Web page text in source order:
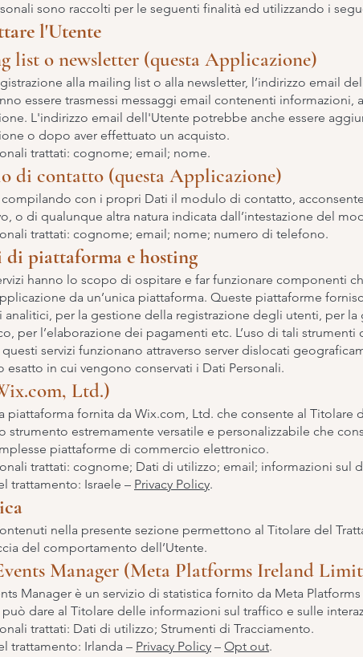
sono raccolti per le seguenti finalità ed utilizzando i
l'Utente
list o newsletter (questa Applicazione)
alla mailing list o alla newsletter, l’indirizzo email
essere trasmessi messaggi email contenenti
L'indirizzo email dell'Utente potrebbe anche essere
o dopo aver effettuato un acquisto.
trattati: cognome; email; nome.
di contatto (questa Applicazione)
compilando con i propri Dati il modulo di contatto,
o di qualunque altra natura indicata dall’intestazione del
trattati: cognome; email; nome; numero di telefono.
di piattaforma e hosting
hanno lo scopo di ospitare e far funzionare componenti
da un’unica piattaforma. Queste piattaforme
analitici, per la gestione della registrazione degli utenti, per
per l’elaborazione dei pagamenti etc. L’uso di tali
servizi funzionano attraverso server dislocati
esatto in cui vengono conservati i Dati Personali.
Ltd.)
piattaforma fornita da Wix.com, Ltd. che consente al
strumento estremamente versatile e personalizzabile che
piattaforme di commercio elettronico.
trattati: cognome; Dati di utilizzo; email; informazioni sul
trattamento: Israele – Privacy Policy.
nella presente sezione permettono al Titolare del
del comportamento dell’Utente.
Manager (Meta Platforms Ireland
Manager è un servizio di statistica fornito da Meta
può dare al Titolare delle informazioni sul traffico e sulle
trattati: Dati di utilizzo; Strumenti di Tracciamento.
trattamento: Irlanda – Privacy Policy – Opt out.